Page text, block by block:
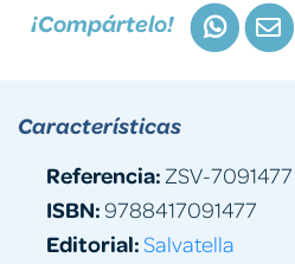
¡Compártelo!
Características
Referencia: ZSV-7091477
ISBN:9788417091477
Editorial:Salvatella